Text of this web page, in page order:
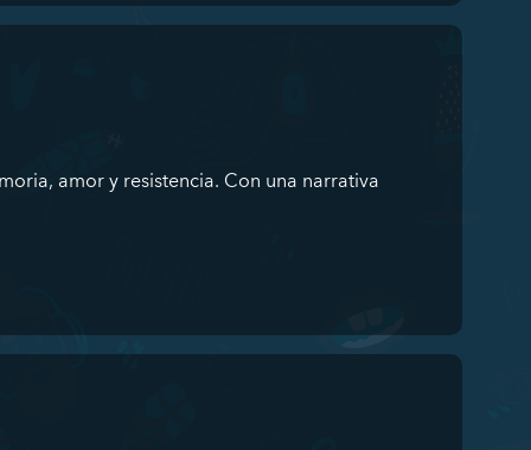
amor y resistencia. Con una narrativa